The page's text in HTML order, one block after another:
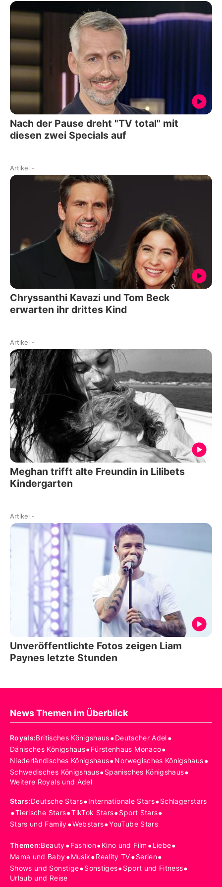
Nach der Pause dreht "TV total" mit
diesen zwei Specials auf
Artikel -
Chryssanthi Kavazi und Tom Beck
erwarten ihr drittes Kind
Artikel -
Meghan trifft alte Freundin in Lilibets
Kindergarten
Artikel -
Unveröffentlichte Fotos zeigen Liam
Paynes letzte Stunden
News Themen im Überblick
Royals:Britisches Königshaus•Deutscher Adel•
Dänisches Königshaus•Fürstenhaus Monaco•
Niederländisches Königshaus•Norwegisches Königshaus•
Schwedisches Königshaus•Spanisches Königshaus•
Weitere Royals und Adel
Stars:Deutsche Stars•Internationale Stars•Schlagerstars
•Tierische Stars•TikTok Stars•Sport Stars•
Stars und Family•Webstars•YouTube Stars
Themen:Beauty•Fashion•Kino und Film •Liebe•
Mama und Baby•Musik•Reality TV•Serien•
Shows und Sonstige•Sonstiges•Sport und Fitness•
Urlaub und Reise